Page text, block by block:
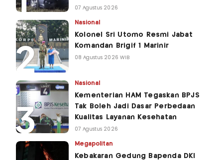
07 Agustus 2026
Nasional
Kolonel Sri Utomo Resmi Jabat
Komandan Brigif 1 Marinir
08 Agustus 2026 WIB
Nasional
Kementerian HAM Tegaskan BPJS
Tak Boleh Jadi Dasar Perbedaan
Kualitas Layanan Kesehatan
07 Agustus 2026
Megapolitan
Kebakaran Gedung Bapenda DKI